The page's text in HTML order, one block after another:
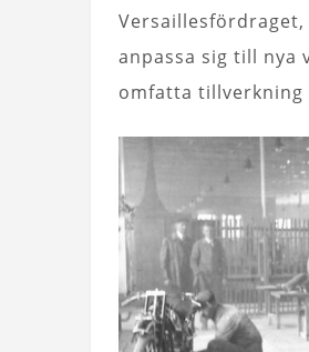
anpassa sig till nya
omfatta tillverkning